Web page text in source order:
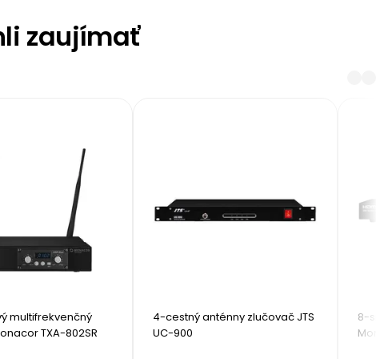
zaujímať
multifrekvenčný
TXA-802SR
4-cestný anténny zlučovač JTS
UC-900
8-